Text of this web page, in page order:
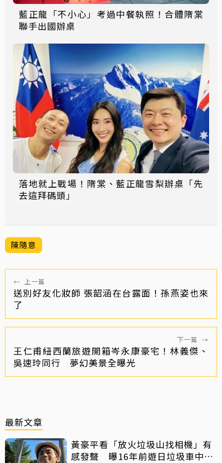
藍正龍「不小心」考過中餐執照！合體隋棠
聯手出國辦桌
落地就上戰場！隋棠、藍正龍雪梨辦桌「先
去這拜碼頭」
陳隨意
← 上一篇
送別好友化妝師 張韶涵在台露面！孫燕姿也來
了
下一篇 →
王仁甫紐西蘭旅遊開箱岑永康豪宅！林義傑、
吳速玲同行 夢幻美景全曝光
最新文章
黃豪平看「放火垃圾山找相機」有
感發聲 曝16年前遊日垃圾車中含